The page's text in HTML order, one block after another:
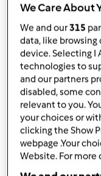
We Care About
We and our315
data, like
device. Selecting I
technologies to
and our partners
disabled, some
relevant to you.
your choices or
clicking the Show
webpage .Your
Website. For more